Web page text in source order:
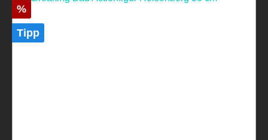
Rabatt
%
Tipp